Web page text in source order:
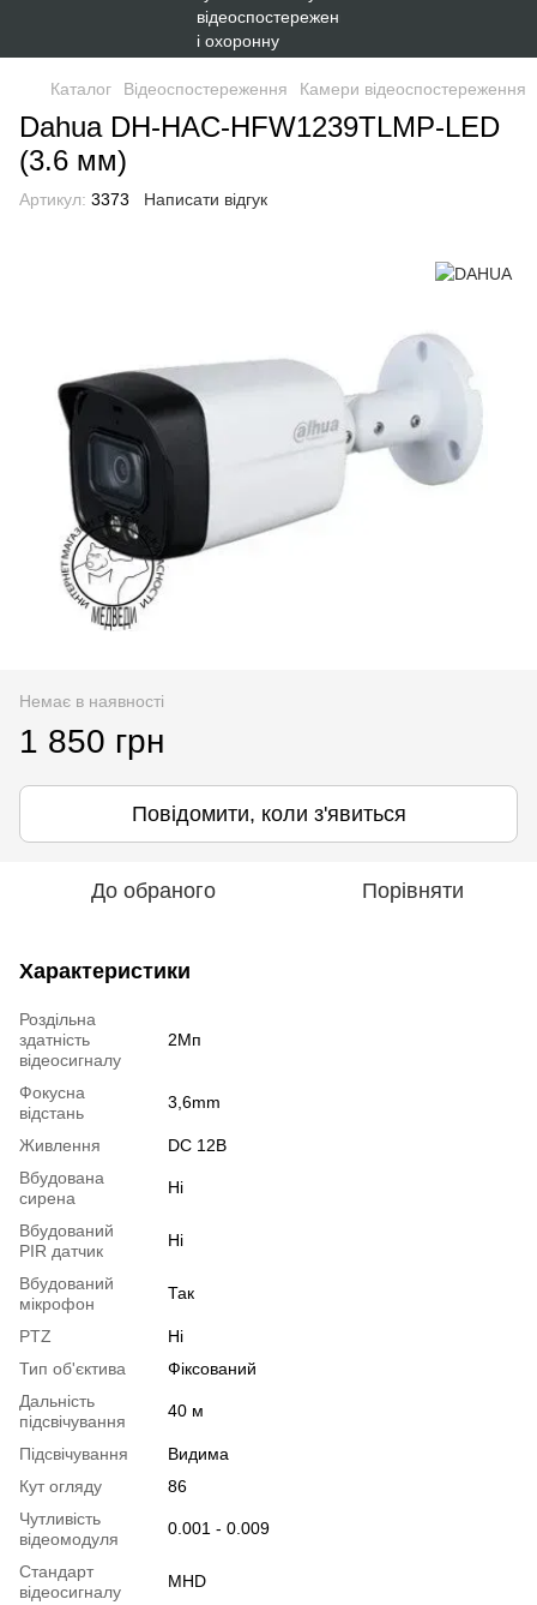
Каталог Відеоспостереження Камери відеоспостереження
Dahua DH-HAC-HFW1239TLMP-LED
(3.6 мм)
Артикул: 3373 Написати відгук
Немає в наявності
1 850 грн
Повідомити, коли з'явиться
До обраного Порівняти
Характеристики
Роздільна
здатність
відеосигналу
2Мп
Фокусна
відстань
3,6mm
Живлення
DC 12В
Вбудована
сирена
Ні
Вбудований
PIR датчик
Ні
Вбудований
мікрофон
Так
PTZ
Ні
Тип об'єктива
Фіксований
Дальність
підсвічування
40 м
Підсвічування
Видима
Кут огляду
86
Чутливість
відеомодуля
0.001 - 0.009
Стандарт
відеосигналу
MHD